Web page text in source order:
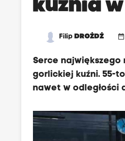
kuźnia
FilipDROŻDŻ date_range
Serce największego
gorlickiej kuźni. 55-
nawet w odległości